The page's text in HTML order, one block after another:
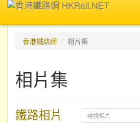
香港鐵路網
相片集
相片集
鐵路相片